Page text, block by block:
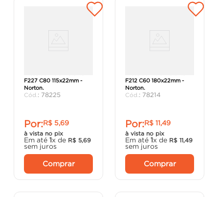
F227 C80 115x22mm -
Norton.
: 78225
Por:R$ 5,69
à vista no pix
Em até 1x de R$ 5,69
sem juros
Comprar
F212 C60 180x22mm -
Norton.
: 78214
Por:R$ 11,49
à vista no pix
Em até 1x de R$ 11,49
sem juros
Comprar